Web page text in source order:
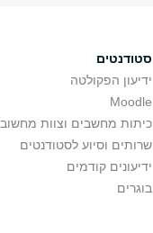
סטודנטים
ידיעון הפקולטה
Moodle
כיתות מחשבים וצוות מחשוב
שרותים וסיוע לסטודנטים
ידיעונים קודמים
בוגרים